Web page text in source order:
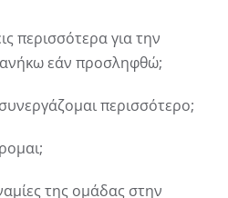
περισσότερα για την
εάν προσληφθώ;
περισσότερο;
της ομάδας στην